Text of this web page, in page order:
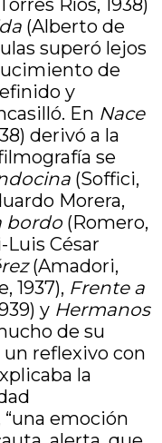
Ríos, 1938)
(Alberto de
superó lejos
de
y
En Nace
derivó a la
se
(Soffici,
Morera,
bordo(Romero,
César
(Amadori,
1937), Frente a
y Hermanos
de su
un reflexivo con
la
“una emoción